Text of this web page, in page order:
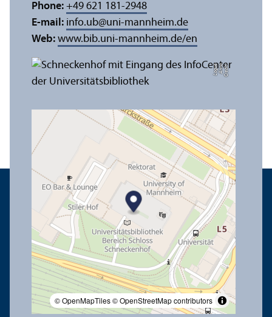
C
r
e
di
t:
A
n
n
a
L
o
g
u
e
© OpenMapTiles© OpenStreetMap contributors
Phone: +49 621 181-2948
E-mail: info.ub@uni-mannheim.de
Web: www.bib.uni-mannheim.de/en